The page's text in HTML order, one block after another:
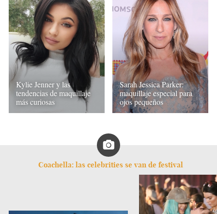
Kylie Jenner y las
tendencias de maquillaje
más curiosas
Sarah Jessica Parker:
maquillaje especial para
ojos pequeños
Coachella: las celebrities se van de festival